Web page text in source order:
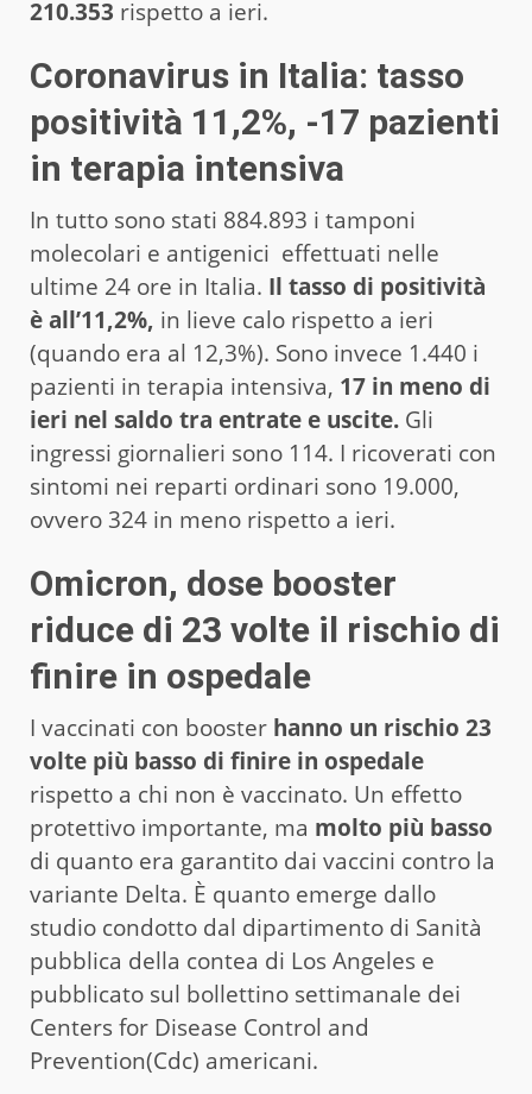
210.353 rispetto a ieri.
Coronavirus in Italia: tasso
positività 11,2%, -17 pazienti
in terapia intensiva
In tutto sono stati 884.893 i tamponi
molecolari e antigenici effettuati nelle
ultime 24 ore in Italia. Il tasso di positività
è all’11,2%, in lieve calo rispetto a ieri
(quando era al 12,3%). Sono invece 1.440 i
pazienti in terapia intensiva, 17 in meno di
ieri nel saldo tra entrate e uscite. Gli
ingressi giornalieri sono 114. I ricoverati con
sintomi nei reparti ordinari sono 19.000,
ovvero 324 in meno rispetto a ieri.
Omicron, dose booster
riduce di 23 volte il rischio di
finire in ospedale
I vaccinati con booster hanno un rischio 23
volte più basso di finire in ospedale
rispetto a chi non è vaccinato. Un effetto
protettivo importante, ma molto più basso
di quanto era garantito dai vaccini contro la
variante Delta. È quanto emerge dallo
studio condotto dal dipartimento di Sanità
pubblica della contea di Los Angeles e
pubblicato sul bollettino settimanale dei
Centers for Disease Control and
Prevention(Cdc) americani.